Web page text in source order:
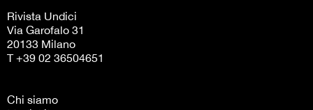
Rivista Undici
Via Garofalo 31
20133 Milano
T +39 02 36504651
Chi siamo